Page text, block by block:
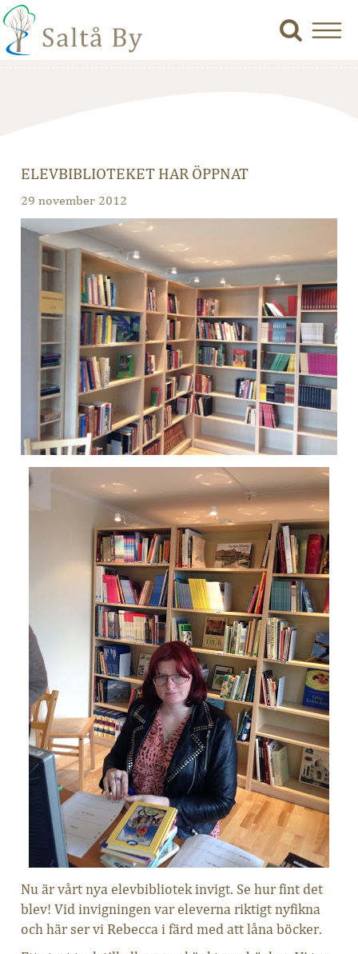
ELEVBIBLIOTEKET HAR ÖPPNAT
29 november 2012
Nu är vårt nya elevbibliotek invigt. Se hur fint det
blev! Vid invigningen var eleverna riktigt nyfikna
och här ser vi Rebecca i färd med att låna böcker.